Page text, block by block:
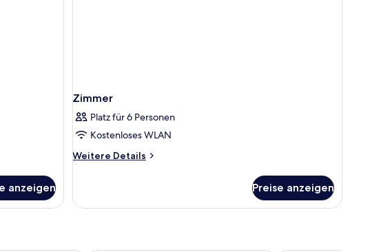
anzeigen
Zimmer
Platz für 6 Personen
Kostenloses WLAN
Weitere Details
Weitere
Preise anzeigen